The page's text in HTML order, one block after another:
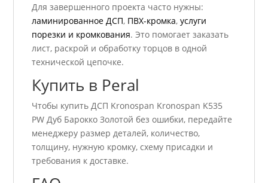
Для завершенного проекта часто нужны:
ламинированное ДСП, ПВХ-кромка,услуги
порезки и кромкования. Это помогает заказать
лист, раскрой и обработку торцов в одной
технической цепочке.
Купить в Peral
Чтобы купить ДСП Kronospan Kronospan K535
PW Дуб Барокко Золотой без ошибки, передайте
менеджеру размер деталей, количество,
толщину, нужную кромку, схему присадки и
требования к доставке.